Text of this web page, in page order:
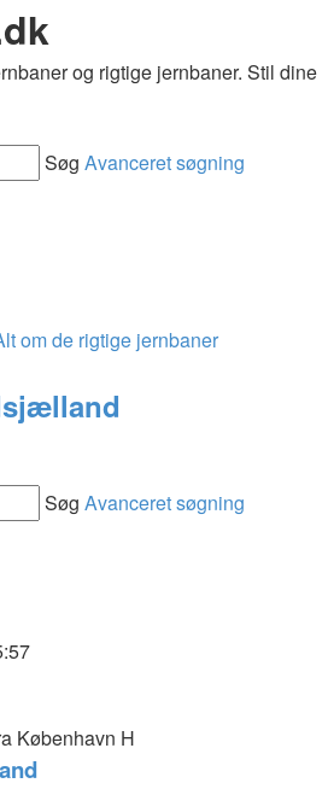
og rigtige jernbaner. Stil dine
Søg Avanceret søgning
om de rigtige jernbaner
Søg Avanceret søgning
København H